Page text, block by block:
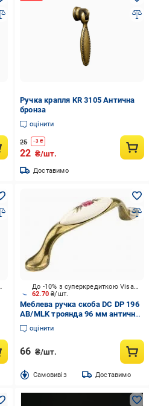
Ручка крапля KR 3105 Антична
бронза
оцінити
25 -3₴
22 ₴/шт.
Доставимо
62.70₴/шт.
До -10% з суперкредиткою Visa Вигода
Меблева ручка скоба DC DP 196
AB/MLK троянда 96 мм антична
бронза
оцінити
66 ₴/шт.
Cамовивіз Доставимо